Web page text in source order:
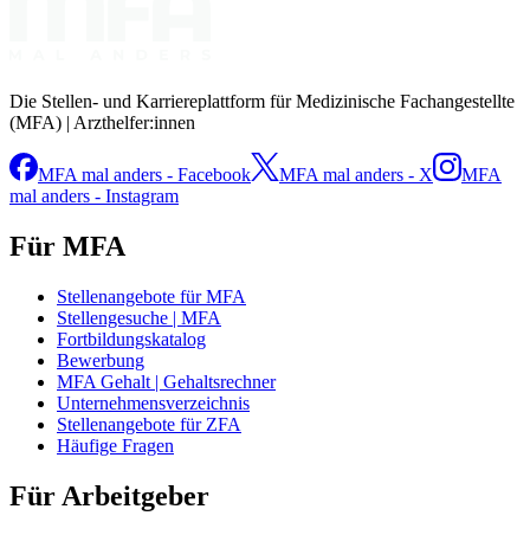
Die Stellen- und Karriereplattform für Medizinische Fachangestellte
(MFA) | Arzthelfer:innen
MFA mal anders - Facebook MFA mal anders - X
MFA
mal anders - Instagram
Für MFA
Stellenangebote für MFA
Stellengesuche | MFA
Fortbildungskatalog
Bewerbung
MFA Gehalt | Gehaltsrechner
Unternehmensverzeichnis
Stellenangebote für ZFA
Häufige Fragen
Für Arbeitgeber